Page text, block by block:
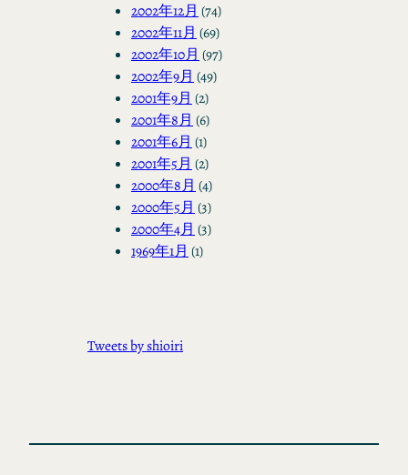
2002年12月 (74)
2002年11月 (69)
2002年10月 (97)
2002年9月 (49)
2001年9月 (2)
2001年8月 (6)
2001年6月 (1)
2001年5月 (2)
2000年8月 (4)
2000年5月 (3)
2000年4月 (3)
1969年1月 (1)
Tweets by shioiri